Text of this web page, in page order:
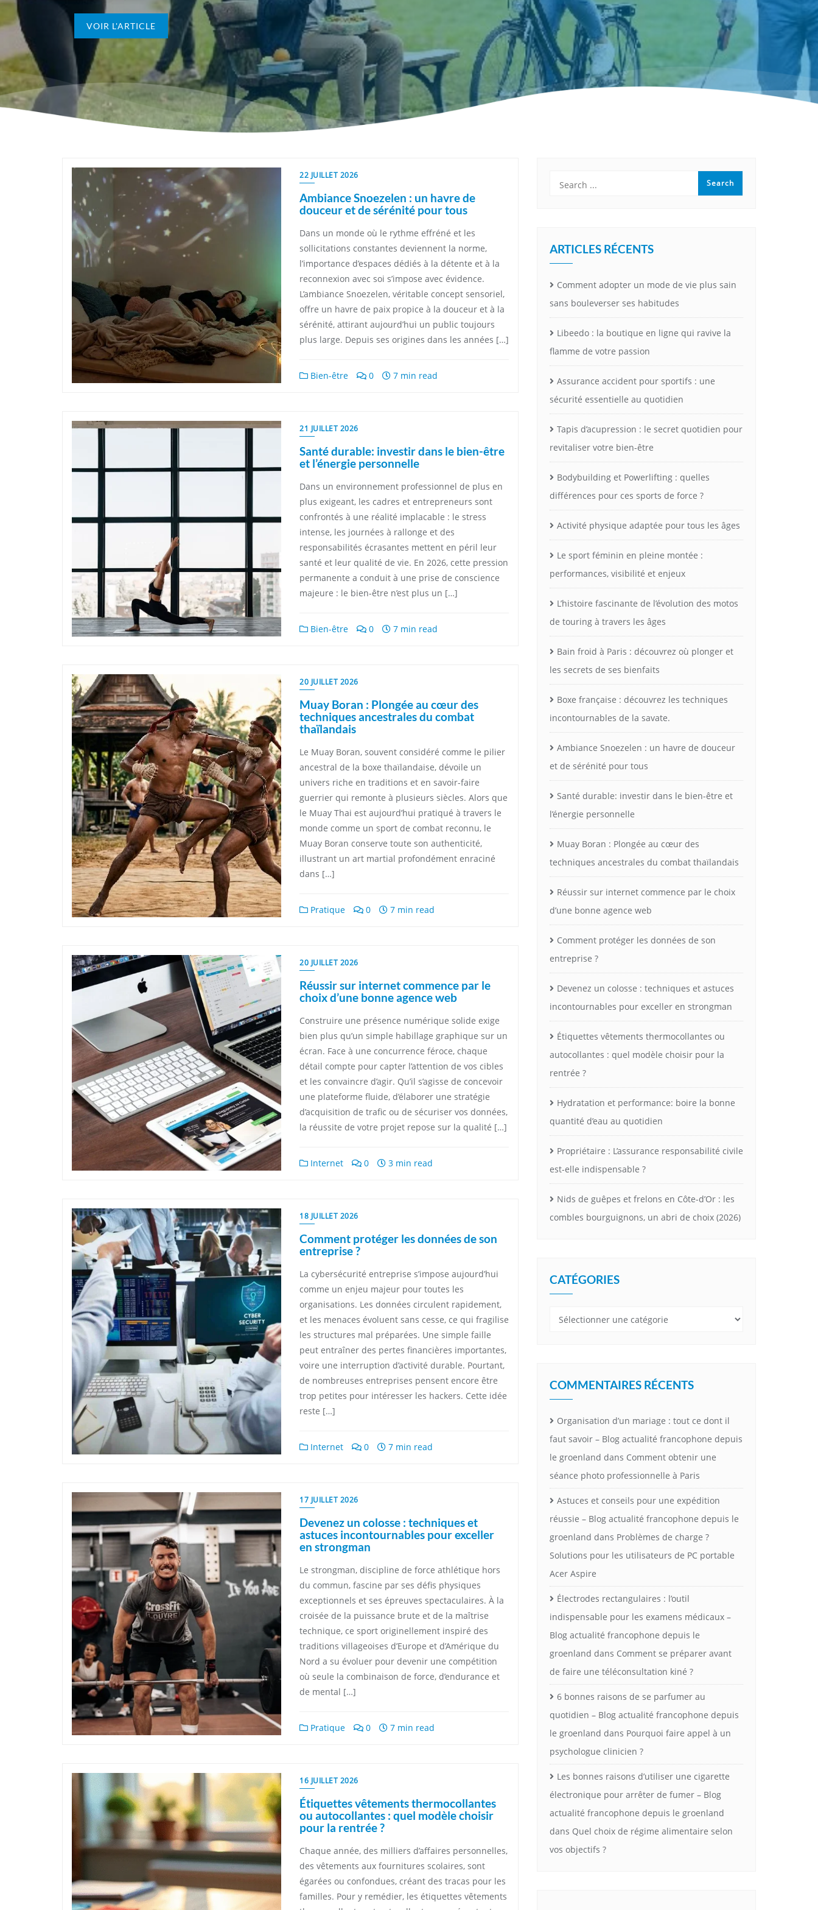
VOIR L'ARTICLE VOIR L'ARTICLE
22 JUILLET 2026
Ambiance Snoezelen : un havre de
douceur et de sérénité pour tous
Dans un monde où le rythme effréné et les
sollicitations constantes deviennent la norme,
l’importance d’espaces dédiés à la détente et à la
reconnexion avec soi s’impose avec évidence.
L’ambiance Snoezelen, véritable concept sensoriel,
offre un havre de paix propice à la douceur et à la
sérénité, attirant aujourd’hui un public toujours
plus large. Depuis ses origines dans les années […]
Bien-être 0 7 min read
21 JUILLET 2026
Santé durable: investir dans le bien-être
et l’énergie personnelle
Dans un environnement professionnel de plus en
plus exigeant, les cadres et entrepreneurs sont
confrontés à une réalité implacable : le stress
intense, les journées à rallonge et des
responsabilités écrasantes mettent en péril leur
santé et leur qualité de vie. En 2026, cette pression
permanente a conduit à une prise de conscience
majeure : le bien-être n’est plus un […]
Bien-être 0 7 min read
20 JUILLET 2026
Muay Boran : Plongée au cœur des
techniques ancestrales du combat
thaïlandais
Le Muay Boran, souvent considéré comme le pilier
ancestral de la boxe thaïlandaise, dévoile un
univers riche en traditions et en savoir-faire
guerrier qui remonte à plusieurs siècles. Alors que
le Muay Thai est aujourd’hui pratiqué à travers le
monde comme un sport de combat reconnu, le
Muay Boran conserve toute son authenticité,
illustrant un art martial profondément enraciné
dans […]
Pratique 0 7 min read
20 JUILLET 2026
Réussir sur internet commence par le
choix d’une bonne agence web
Construire une présence numérique solide exige
bien plus qu’un simple habillage graphique sur un
écran. Face à une concurrence féroce, chaque
détail compte pour capter l’attention de vos cibles
et les convaincre d’agir. Qu’il s’agisse de concevoir
une plateforme fluide, d’élaborer une stratégie
d’acquisition de trafic ou de sécuriser vos données,
la réussite de votre projet repose sur la qualité […]
Internet 0 3 min read
18 JUILLET 2026
Comment protéger les données de son
entreprise ?
La cybersécurité entreprise s’impose aujourd’hui
comme un enjeu majeur pour toutes les
organisations. Les données circulent rapidement,
et les menaces évoluent sans cesse, ce qui fragilise
les structures mal préparées. Une simple faille
peut entraîner des pertes financières importantes,
voire une interruption d’activité durable. Pourtant,
de nombreuses entreprises pensent encore être
trop petites pour intéresser les hackers. Cette idée
reste […]
Internet 0 7 min read
17 JUILLET 2026
Devenez un colosse : techniques et
astuces incontournables pour exceller
en strongman
Le strongman, discipline de force athlétique hors
du commun, fascine par ses défis physiques
exceptionnels et ses épreuves spectaculaires. À la
croisée de la puissance brute et de la maîtrise
technique, ce sport originellement inspiré des
traditions villageoises d’Europe et d’Amérique du
Nord a su évoluer pour devenir une compétition
où seule la combinaison de force, d’endurance et
de mental […]
Pratique 0 7 min read
16 JUILLET 2026
Étiquettes vêtements thermocollantes
ou autocollantes : quel modèle choisir
pour la rentrée ?
Chaque année, des milliers d’affaires personnelles,
des vêtements aux fournitures scolaires, sont
égarées ou confondues, créant des tracas pour les
familles. Pour y remédier, les étiquettes vêtements
ARTICLES RÉCENTS
Comment adopter un mode de vie plus sain
sans bouleverser ses habitudes
Libeedo : la boutique en ligne qui ravive la
flamme de votre passion
Assurance accident pour sportifs : une
sécurité essentielle au quotidien
Tapis d’acupression : le secret quotidien pour
revitaliser votre bien-être
Bodybuilding et Powerlifting : quelles
différences pour ces sports de force ?
Activité physique adaptée pour tous les âges
Le sport féminin en pleine montée :
performances, visibilité et enjeux
L’histoire fascinante de l’évolution des motos
de touring à travers les âges
Bain froid à Paris : découvrez où plonger et
les secrets de ses bienfaits
Boxe française : découvrez les techniques
incontournables de la savate.
Ambiance Snoezelen : un havre de douceur
et de sérénité pour tous
Santé durable: investir dans le bien-être et
l’énergie personnelle
Muay Boran : Plongée au cœur des
techniques ancestrales du combat thaïlandais
Réussir sur internet commence par le choix
d’une bonne agence web
Comment protéger les données de son
entreprise ?
Devenez un colosse : techniques et astuces
incontournables pour exceller en strongman
Étiquettes vêtements thermocollantes ou
autocollantes : quel modèle choisir pour la
rentrée ?
Hydratation et performance: boire la bonne
quantité d’eau au quotidien
Propriétaire : L’assurance responsabilité civile
est-elle indispensable ?
Nids de guêpes et frelons en Côte-d’Or : les
combles bourguignons, un abri de choix (2026)
CATÉGORIES
Catégories
COMMENTAIRES RÉCENTS
Organisation d’un mariage : tout ce dont il
faut savoir – Blog actualité francophone depuis
le groenland dans Comment obtenir une
séance photo professionnelle à Paris
Astuces et conseils pour une expédition
réussie – Blog actualité francophone depuis le
groenland dans Problèmes de charge ?
Solutions pour les utilisateurs de PC portable
Acer Aspire
Électrodes rectangulaires : l’outil
indispensable pour les examens médicaux –
Blog actualité francophone depuis le
groenland dans Comment se préparer avant
de faire une téléconsultation kiné ?
6 bonnes raisons de se parfumer au
quotidien – Blog actualité francophone depuis
le groenland dans Pourquoi faire appel à un
psychologue clinicien ?
Les bonnes raisons d’utiliser une cigarette
électronique pour arrêter de fumer – Blog
actualité francophone depuis le groenland
dans Quel choix de régime alimentaire selon
vos objectifs ?